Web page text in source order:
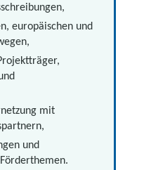
europäischen und
mit
und